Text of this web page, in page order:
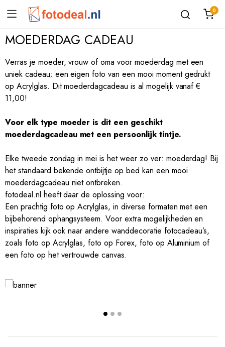
0
MOEDERDAG CADEAU
Verras je moeder, vrouw of oma voor moederdag met een
uniek cadeau; een eigen foto van een mooi moment gedrukt
op Acrylglas. Dit moederdagcadeau is al mogelijk vanaf €
11,00!
Voor elk type moeder is dit een geschikt
moederdagcadeau met een persoonlijk tintje.
Elke tweede zondag in mei is het weer zo ver: moederdag! Bij
het standaard bekende ontbijtje op bed kan een mooi
moederdagcadeau niet ontbreken.
fotodeal.nl heeft daar de oplossing voor:
Een prachtig foto op Acrylglas, in diverse formaten met een
bijbehorend ophangsysteem. Voor extra mogelijkheden en
inspiraties kijk ook naar andere wanddecoratie fotocadeau’s,
zoals foto op Acrylglas, foto op Forex, foto op Aluminium of
een foto op het vertrouwde canvas.